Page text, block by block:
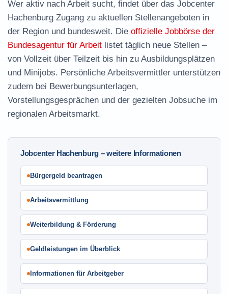
Wer aktiv nach Arbeit sucht, findet über das Jobcenter
Hachenburg Zugang zu aktuellen Stellenangeboten in
der Region und bundesweit. Die offizielle Jobbörse der
Bundesagentur für Arbeit listet täglich neue Stellen –
von Vollzeit über Teilzeit bis hin zu Ausbildungsplätzen
und Minijobs. Persönliche Arbeitsvermittler unterstützen
zudem bei Bewerbungsunterlagen,
Vorstellungsgesprächen und der gezielten Jobsuche im
regionalen Arbeitsmarkt.
Jobcenter Hachenburg – weitere Informationen
Bürgergeld beantragen
Arbeitsvermittlung
Weiterbildung & Förderung
Geldleistungen im Überblick
Informationen für Arbeitgeber